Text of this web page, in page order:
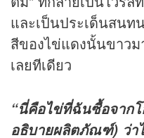
และเป็นประเด็นสนท
สีของไข่แดงนั้นขาวม
เลยทีเดียว
“นี่คือไข่ที่ฉันซื้อจาก
อธิบายผลิตภัณฑ์) ว่า